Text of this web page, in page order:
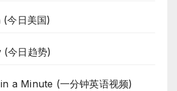
今日美国)
今日趋势)
a Minute (一分钟英语视频)